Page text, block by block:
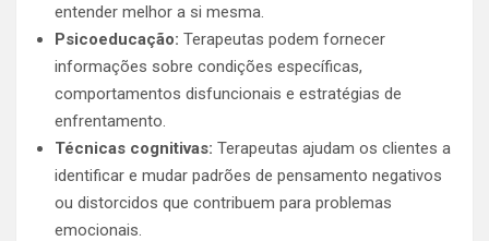
entender melhor a si mesma.
Psicoeducação: Terapeutas podem fornecer
informações sobre condições específicas,
comportamentos disfuncionais e estratégias de
enfrentamento.
Técnicas cognitivas: Terapeutas ajudam os clientes a
identificar e mudar padrões de pensamento negativos
ou distorcidos que contribuem para problemas
emocionais.